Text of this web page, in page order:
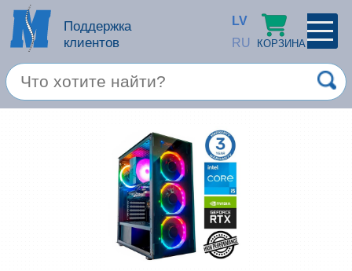
Поддержка
клиентов
LV
RU
КОРЗИНА
Зарегестрироваться
Спец. предложение
Продукция apple
Компьютерная техника